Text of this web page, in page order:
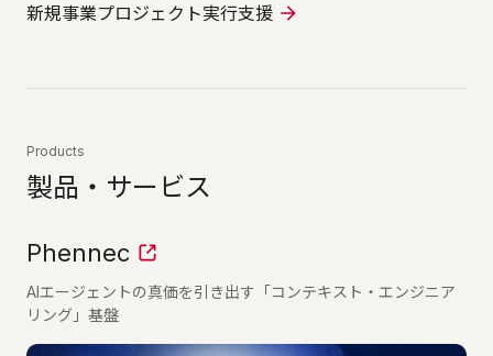
新規事業プロジェクト実行支援
Products
製品・サービス
Phennec
AIエージェントの真価を引き出す「コンテキスト・エンジニア
リング」基盤